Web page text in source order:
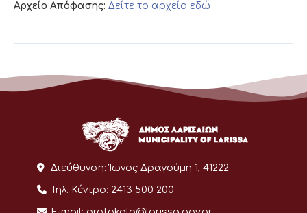
Αρχείο Απόφασης: Δείτε το αρχείο εδώ
Διεύθυνση: Ίωνος Δραγούμη 1, 41222
Τηλ. Κέντρο: 2413 500 200